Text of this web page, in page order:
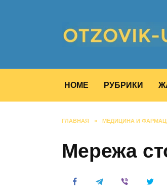
HOME РУБРИКИ
ГЛАВНАЯ » МЕДИЦИНА И
Мережа